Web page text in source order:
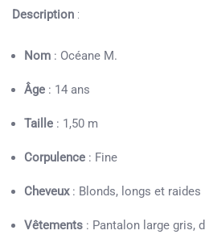
Description :
Nom : Océane M.
Âge : 14 ans
Taille : 1,50 m
Corpulence : Fine
Cheveux: Blonds, longs et raides
Vêtements : Pantalon large gris,